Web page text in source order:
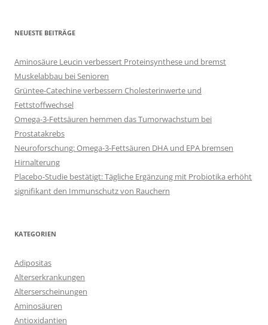
NEUESTE BEITRÄGE
Aminosäure Leucin verbessert Proteinsynthese und bremst
Muskelabbau bei Senioren
Grüntee-Catechine verbessern Cholesterinwerte und
Fettstoffwechsel
Omega-3-Fettsäuren hemmen das Tumorwachstum bei
Prostatakrebs
Neuroforschung: Omega-3-Fettsäuren DHA und EPA bremsen
Hirnalterung
Placebo-Studie bestätigt: Tägliche Ergänzung mit Probiotika erhöht
signifikant den Immunschutz von Rauchern
KATEGORIEN
Adipositas
Alterserkrankungen
Alterserscheinungen
Aminosäuren
Antioxidantien